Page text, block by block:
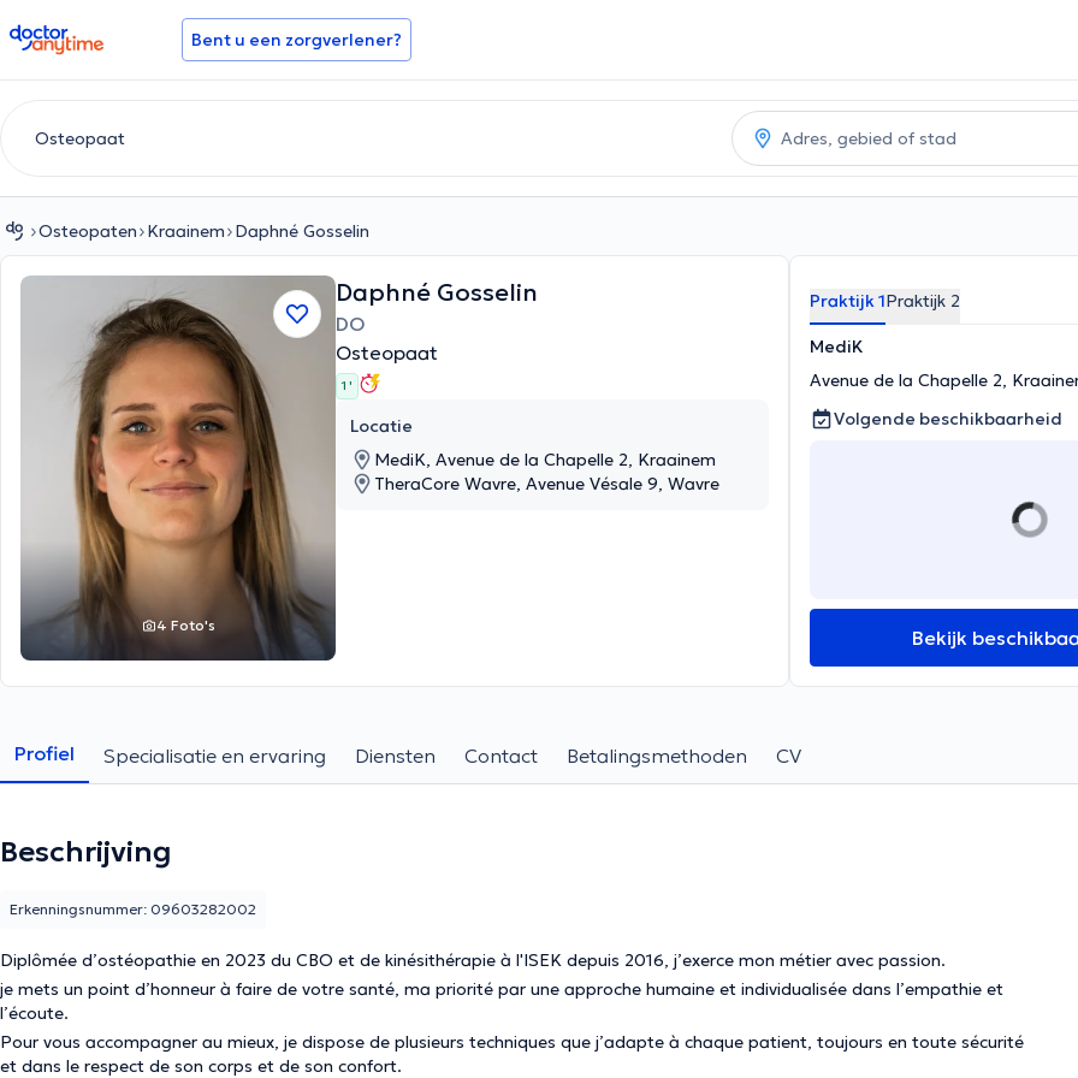
doctoranytime Bent u een zorgverlener?
Osteopaten Kraainem Daphné Gosselin
4 Foto's
Daphné Gosselin
DO
Osteopaat
1 '
Locatie
MediK, Avenue de la Chapelle 2, Kraainem
TheraCore Wavre, Avenue Vésale 9, Wavre
Praktijk 1Praktijk 2
MediK
Avenue de la Chapelle 2,
Volgende beschikbaarheid
Bekijk
Profiel Specialisatie en ervaring Diensten Contact Betalingsmethoden CV
Beschrijving
Diplômée d’ostéopathie en 2023 du CBO et de kinésithérapie à l'ISEK depuis 2016, j’exerce mon métier avec passion.
je mets un point d’honneur à faire de votre santé, ma priorité par une approche humaine et individualisée dans l’empathie et
l’écoute.
Pour vous accompagner au mieux, je dispose de plusieurs techniques que j’adapte à chaque patient, toujours en toute sécurité
et dans le respect de son corps et de son confort.
Erkenningsnummer: 09603282002